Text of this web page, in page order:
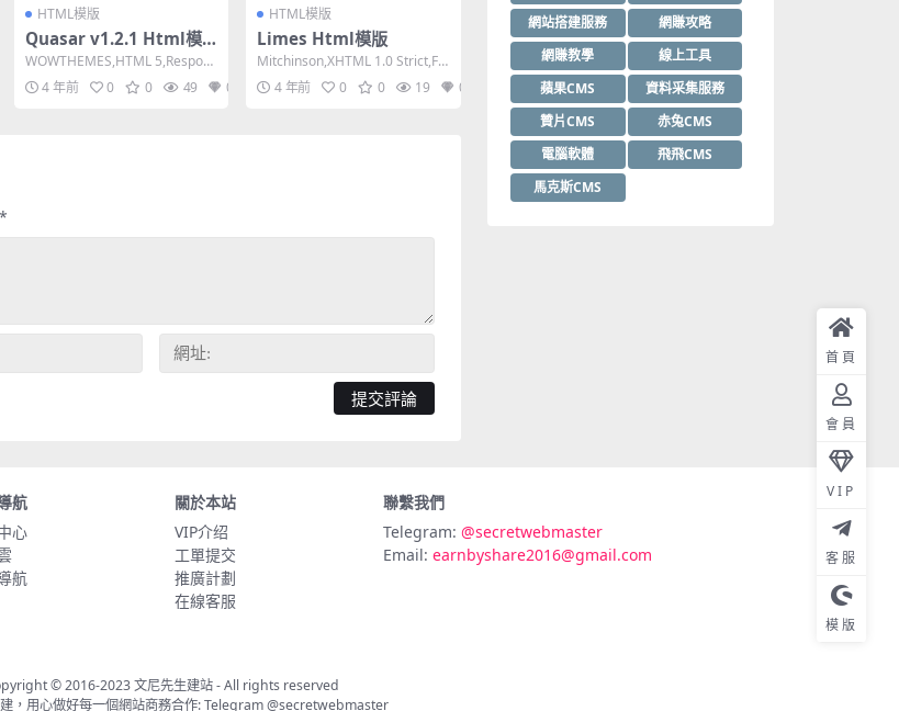
HTML模版
Quasar v1.2.1 Html模
版
WOWTHEMES,HTML 5,Respons
ive, 5 Columns,M...
4 年前 0 0 49 0
HTML模版
Limes Html模版
Mitchinson,XHTML 1.0 Strict,Fix
ed Width,...
4 年前 0 0 19 0
*
網站搭建服務
網賺攻略
網賺教學
線上工具
蘋果CMS
資料采集服務
贊片CMS
赤兔CMS
電腦軟體
飛飛CMS
馬克斯CMS
航
心
航
關於本站
VIP介绍
工單提交
推廣計劃
在線客服
聯繫我們
Telegram: @secretwebmaster
Email: earnbyshare2016@gmail.com
© 2016-2023文尼先生建站- All rights reserved
，用心做好每一個網站商務合作: Telegram@secretwebmaster
首頁
會員
VIP
客服
模版